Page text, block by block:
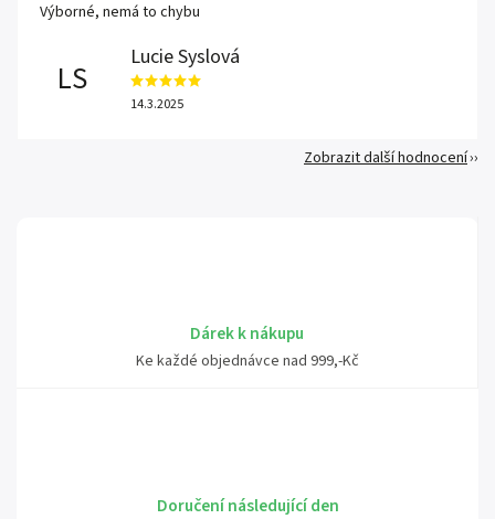
Dárek k nákupu
Ke každé objednávce nad 999,-Kč
Doručení následující den
Výborné, nemá to chybu
LS
Lucie Syslová
14.3.2025
Zobrazit další hodnocení